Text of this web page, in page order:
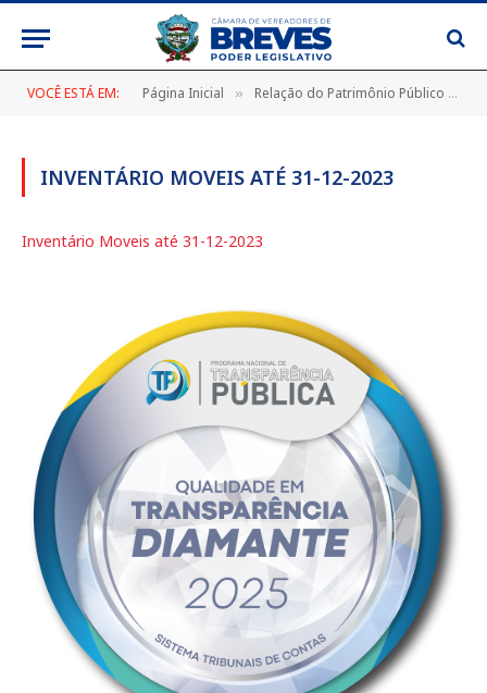
VOCÊ ESTÁ EM: Página Inicial » Relação do Patrimônio Público (MÓVEIS)
INVENTÁRIO MOVEIS ATÉ 31-12-2023
Inventário Moveis até 31-12-2023